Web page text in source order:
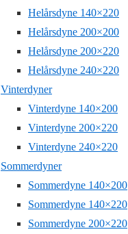
Helårsdyne 140×220
Helårsdyne 200×200
Helårsdyne 200×220
Helårsdyne 240×220
Vinterdyner
Vinterdyne 140×200
Vinterdyne 200×220
Vinterdyne 240×220
Sommerdyner
Sommerdyne 140×200
Sommerdyne 140×220
Sommerdyne 200×220